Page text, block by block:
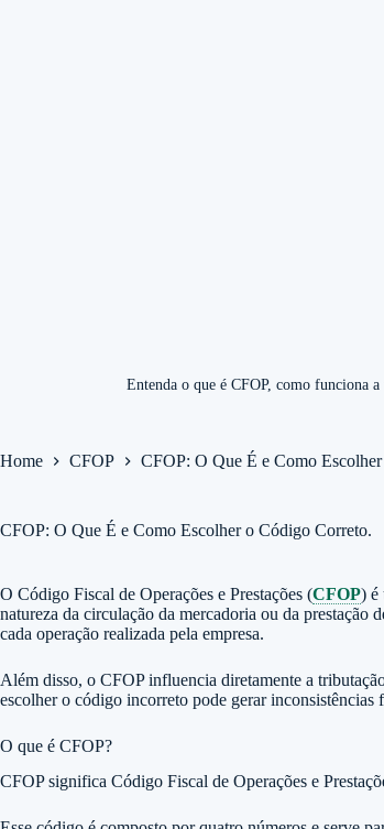
Entenda o que é CFOP, como funciona
Home CFOP CFOP: O Que É e Como
CFOP: O Que É e Como Escolher o Código Correto.
O Código Fiscal de Operações e Prestações (CFOP) é
natureza da circulação da mercadoria ou da prestação
cada operação realizada pela empresa.
Além disso, o CFOP influencia diretamente a
escolher o código incorreto pode gerar
O que é CFOP?
CFOP significa Código Fiscal de Operações e